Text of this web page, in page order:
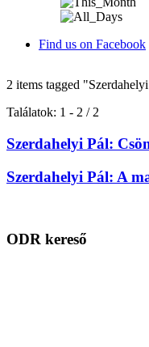
Find us on Facebook
2 items tagged
Találatok: 1 - 2 / 2
Szerdahelyi Pál:
Szerdahelyi Pál: A
ODR kereső